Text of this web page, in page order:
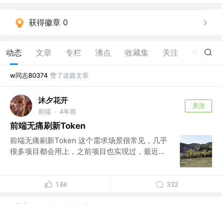
获得徽章 0
动态 文章 专栏 沸点 收藏集 关注 4
w同志80374 赞了这篇文章
沐夕花开
前端 · 4年前
关注
前端无痛刷新Token
前端无痛刷新Token 这个需求场景很常见，几乎
很多项目都会用上，之前项目也实现过，最近...
1.6k 332